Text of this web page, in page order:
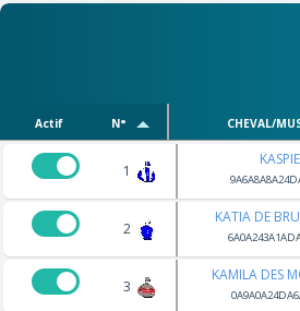
Actif N° CHEVAL/
1
2
KATIA DE
3
KAMILA DES